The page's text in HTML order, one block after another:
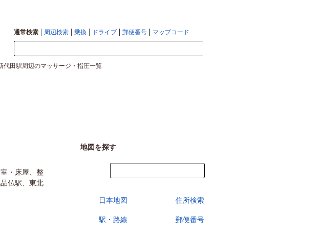
通常検索 周辺検索 乗換 ドライブ 郵便番号 マップコード
代田駅周辺のマッサージ・指圧一覧
・床屋、整
仏駅、東北
地図を探す
日本地図 住所検索
駅・路線 郵便番号